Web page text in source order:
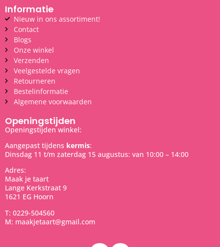
Informatie
Nieuw in ons assortiment!
Contact
Blogs
Onze winkel
Verzenden
Veelgestelde vragen
Retourneren
Bestelinformatie
Algemene voorwaarden
Openingstijden
Openingstijden winkel:
Aangepast tijdens kermis:
Dinsdag 11 t/m zaterdag 15 augustus: van 10:00 – 14:00
Adres:
Maak je taart
Lange Kerkstraat 9
1621 EG Hoorn
T: 0229-504560
M: maakjetaart@gmail.com